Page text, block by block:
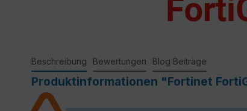
Beschreibung Bewertungen Blog Beiträge
Produktinformationen "Fortinet